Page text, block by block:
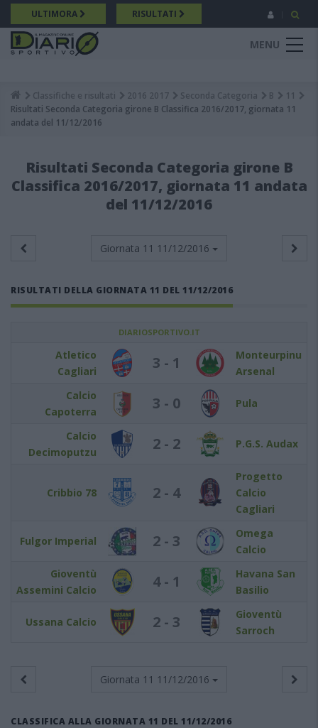
Salta
al
contenuto
principale
ULTIMORA RISULTATI
MENU
Breadcrumb
Classifiche e risultati 2016 2017 Seconda Categoria B
11
Risultati Seconda Categoria girone B Classifica 2016/2017, giornata 11
andata del 11/12/2016
Risultati Seconda Categoria girone B
Classifica 2016/2017, giornata 11 andata
del 11/12/2016
Giornata 11 11/12/2016
RISULTATI DELLA GIORNATA 11 DEL 11/12/2016
DIARIOSPORTIVO.IT
Atletico
Cagliari
3 - 1
Monteurpinu
Arsenal
Calcio
Capoterra
3 - 0 Pula
Calcio
Decimoputzu
2 - 2 P.G.S. Audax
Cribbio 78 2 - 4
Progetto
Calcio
Cagliari
Fulgor Imperial 2 - 3
Omega
Calcio
Gioventù
Assemini Calcio
4 - 1
Havana San
Basilio
Ussana Calcio 2 - 3
Gioventù
Sarroch
Giornata 11 11/12/2016
CLASSIFICA ALLA GIORNATA 11 DEL 11/12/2016